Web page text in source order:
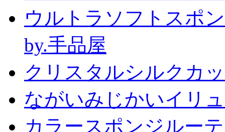
ウルトラソフトスポ
by.手品屋
クリスタルシルクカ
ながいみじかいイリ
カラースポンジルー